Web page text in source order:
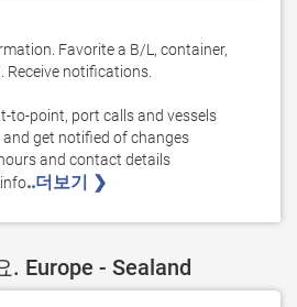
Favorite a B/L, container,
Receive notifications.
to-point, port calls and vessels
get notified of changes
and contact details
info..더보기 ❯
. Europe - Sealand